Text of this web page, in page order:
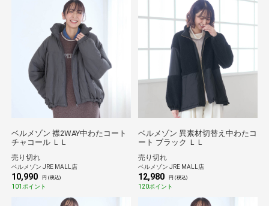
ベルメゾン 襟2WAY中わたコート
チャコール ＬＬ
売り切れ
ベルメゾン JRE MALL店
10,990 円 (税込)
101ポイント
ベルメゾン 異素材切替え中わたコ
ート ブラック ＬＬ
売り切れ
ベルメゾン JRE MALL店
12,980 円 (税込)
120ポイント